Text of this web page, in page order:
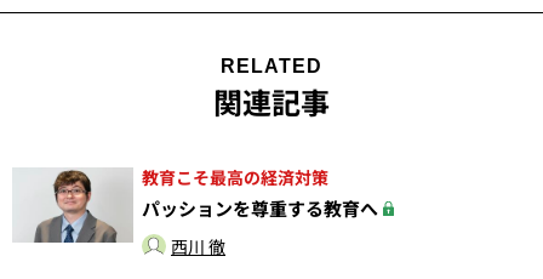
RELATED
関連記事
教育こそ最高の経済対策
パッションを尊重する教育へ
西川 徹